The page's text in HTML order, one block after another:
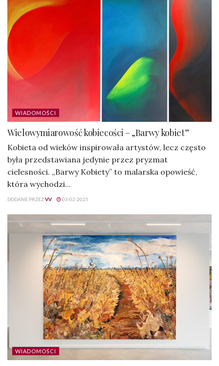
WIADOMOŚCI
Wielowymiarowość kobiecości – „Barwy kobiet”
Kobieta od wieków inspirowała artystów, lecz często
była przedstawiana jedynie przez pryzmat
cielesności. „Barwy Kobiety” to malarska opowieść,
która wychodzi...
DODANE PRZEZVV 03-02-2025
WIADOMOŚCI